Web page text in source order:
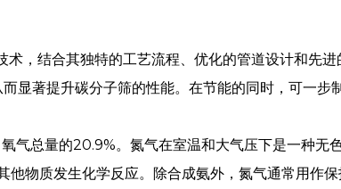
，结合其独特的工艺流程、优化的管道设计和先
显著提升碳分子筛的性能。在节能的同时，可一
气总量的20.9%。氮气在室温和大气压下是一种无
物质发生化学反应。除合成氨外，氮气通常用作保